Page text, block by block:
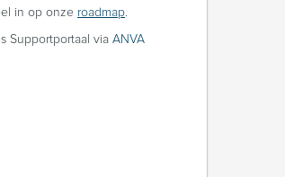
in op onze roadmap
Supportportaal via ANVA